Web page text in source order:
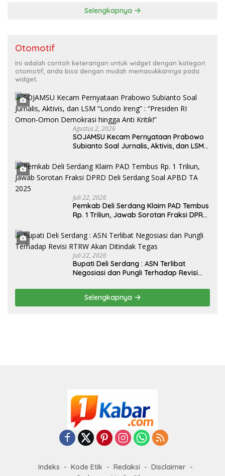
Selengkapnya
Otomotif
Ini adalah contoh keterangan untuk widget dengan kategori
otomotif, anda bisa dengan mudah memasukkannya pada
widget.
Agustus 2, 2026
SOJAMSU Kecam Pernyataan Prabowo
Subianto Soal Jurnalis, Aktivis, dan LSM
Omon Demokrasi hingga Anti Kritik!”
Juli 22, 2026
Pemkab Deli Serdang Klaim PAD Tembus
Rp. 1 Triliun, Jawab Sorotan Fraksi DPRD
Juli 22, 2026
Bupati Deli Serdang : ASN Terlibat
Negosiasi dan Pungli Terhadap Revisi
Selengkapnya
Indeks Kode Etik Redaksi
Disclaimer